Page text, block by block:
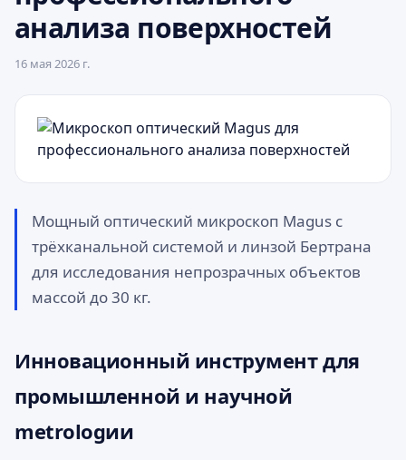
анализа поверхностей
16 мая 2026 г.
Мощный оптический микроскоп Magus с
трёхканальной системой и линзой Бертрана
для исследования непрозрачных объектов
массой до 30 кг.
Инновационный инструмент для
промышленной и научной
metrologии